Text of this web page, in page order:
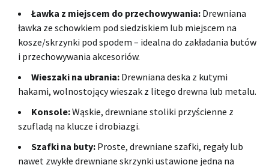
Ławka z miejscem do przechowywania: Drewniana
ławka ze schowkiem pod siedziskiem lub miejscem na
kosze/skrzynki pod spodem – idealna do zakładania butów
i przechowywania akcesoriów.
Wieszaki na ubrania: Drewniana deska z kutymi
hakami, wolnostojący wieszak z litego drewna lub metalu.
Konsole:Wąskie, drewniane stoliki przyścienne z
szufladą na klucze i drobiazgi.
Szafki na buty: Proste, drewniane szafki, regały lub
nawet zwykłe drewniane skrzynki ustawione jedna na